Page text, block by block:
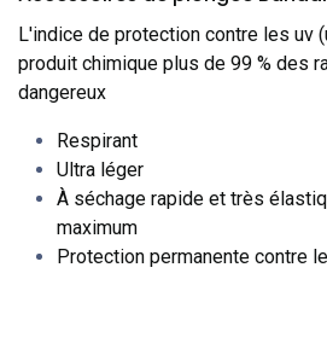
L'indice de protection contre les uv
produit chimique plus de 99 % des
dangereux
Respirant
Ultra léger
À séchage rapide et très
maximum
Protection permanente contre